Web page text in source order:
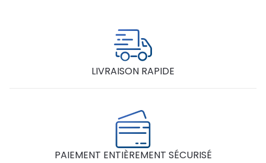
LIVRAISON RAPIDE
PAIEMENT ENTIÈREMENT SÉCURISÉ